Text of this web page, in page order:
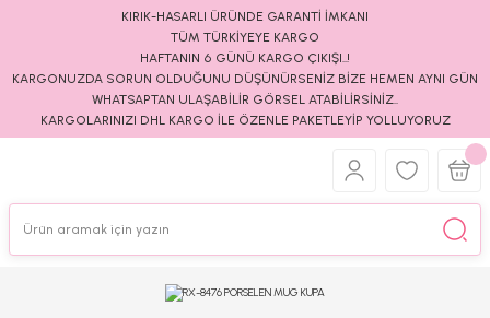
KIRIK-HASARLI ÜRÜNDE GARANTİ İMKANI
TÜM TÜRKİYEYE KARGO
HAFTANIN 6 GÜNÜ KARGO ÇIKIŞI..!
KARGONUZDA SORUN OLDUĞUNU DÜŞÜNÜRSENİZ BİZE HEMEN AYNI GÜN
WHATSAPTAN ULAŞABİLİR GÖRSEL ATABİLİRSİNİZ..
KARGOLARINIZI DHL KARGO İLE ÖZENLE PAKETLEYİP YOLLUYORUZ